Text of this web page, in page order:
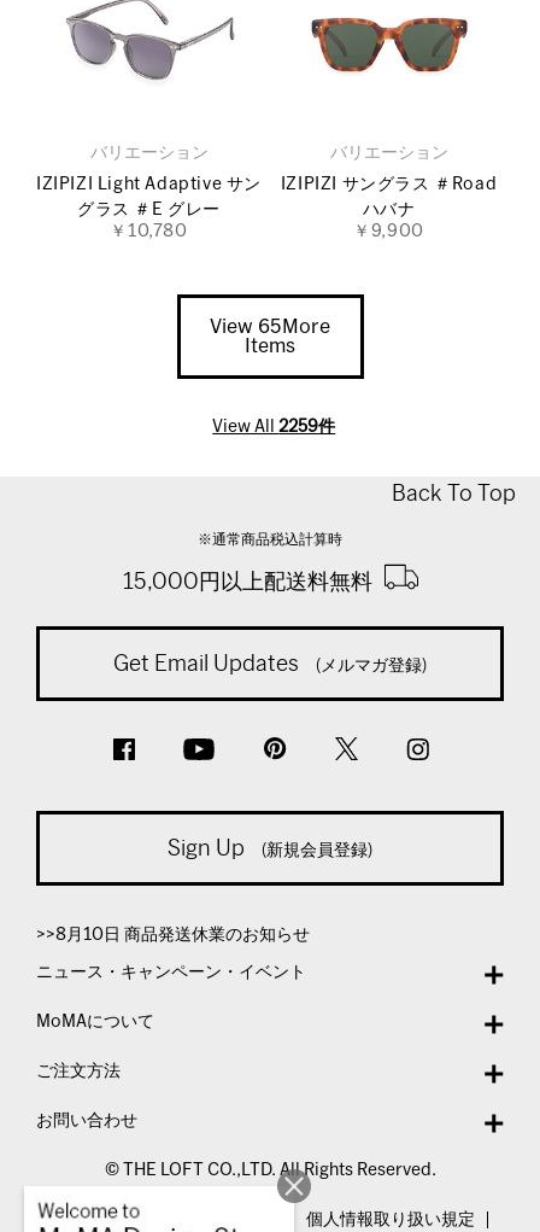
バリエーション
IZIPIZI Light Adaptive サン
グラス ＃E グレー
￥10,780
バリエーション
IZIPIZI サングラス ＃Road
ハバナ
￥9,900
View 65More
Items
View All2259件
Back To Top
※通常商品税込計算時
15,000円以上配送料無料
Get Email Updates (メルマガ登録)
Sign Up (新規会員登録)
>>8月10日 商品発送休業のお知らせ
ニュース・キャンペーン・イベント
MoMAについて
ご注文方法
お問い合わせ
© THE LOFT CO.,LTD. All Rights Reserved.
特定商取引法表示 個人情報取り扱い規定